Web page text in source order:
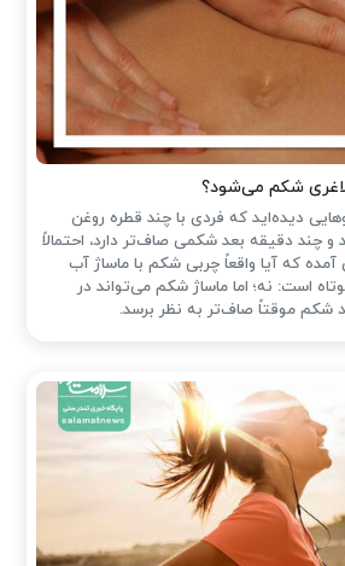
شکم می‌شود؟
دیده‌اید که فردی با چند قطره روغن
چند دقیقه بعد شکمی صاف‌تر دارد، احتمالاً
که آیا واقعاً چربی شکم با ماساژ آب
است: نه؛ اما ماساژ شکم می‌تواند در
موقتاً صاف‌تر به نظر برسد.